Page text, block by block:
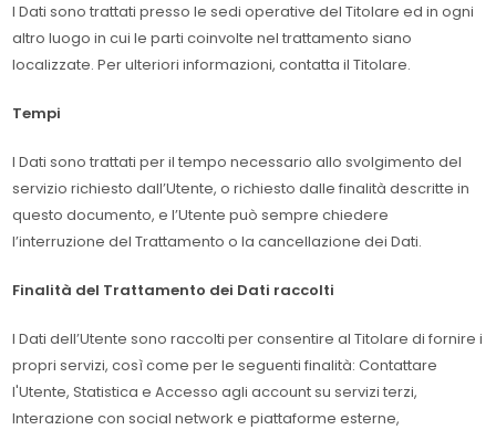
I Dati sono trattati presso le sedi operative del Titolare ed in ogni
altro luogo in cui le parti coinvolte nel trattamento siano
localizzate. Per ulteriori informazioni, contatta il Titolare.
Tempi
I Dati sono trattati per il tempo necessario allo svolgimento del
servizio richiesto dall’Utente, o richiesto dalle finalità descritte in
questo documento, e l’Utente può sempre chiedere
l’interruzione del Trattamento o la cancellazione dei Dati.
Finalità del Trattamento dei Dati raccolti
I Dati dell’Utente sono raccolti per consentire al Titolare di fornire i
propri servizi, così come per le seguenti finalità: Contattare
l'Utente, Statistica e Accesso agli account su servizi terzi,
Interazione con social network e piattaforme esterne,